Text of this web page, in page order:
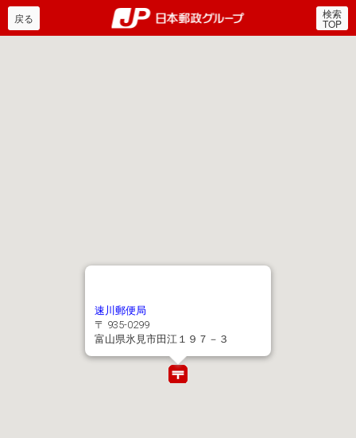
郵便局・日本郵政グルー
戻る 検索
TOP
速川郵便局
〒 935-0299
富山県氷見市田江１９７－３